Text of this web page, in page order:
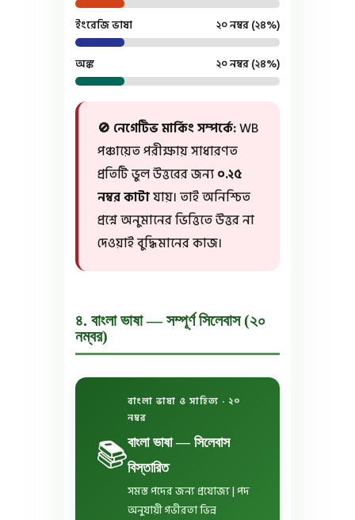
ইংরেজি ভাষা ২০ নম্বর (২৪%)
অঙ্ক ২০ নম্বর (২৪%)
🚫 নেগেটিভ মার্কিং সম্পর্কে:WB
পঞ্চায়েত পরীক্ষায় সাধারণত
প্রতিটি ভুল উত্তরের জন্য০.২৫
নম্বর কাটাযায়। তাই অনিশ্চিত
প্রশ্নে অনুমানের ভিত্তিতে উত্তর না
দেওয়াই বুদ্ধিমানের কাজ।
৪. বাংলা ভাষা — সম্পূর্ণ সিলেবাস (২০
নম্বর)
📚
বাংলা ভাষা ও সাহিত্য · ২০
নম্বর
বাংলা ভাষা — সিলেবাস
বিস্তারিত
সমস্ত পদের জন্য প্রযোজ্য | পদ
অনুযায়ী গভীরতা ভিন্ন